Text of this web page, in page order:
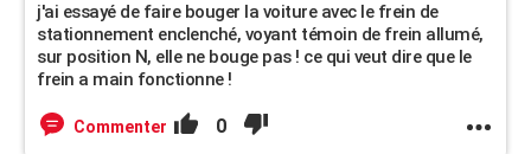
j'ai essayé de faire bouger la voiture avec le frein de
stationnement enclenché, voyant témoin de frein allumé,
sur position N, elle ne bouge pas ! ce qui veut dire que le
frein a main fonctionne !
Commenter 0